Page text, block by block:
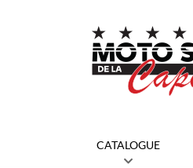
CATALOGUE